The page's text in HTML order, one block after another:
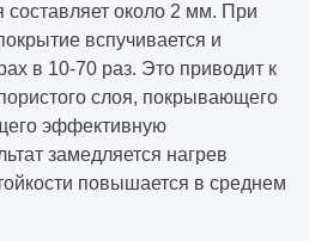
около 2 мм. При
вспучивается и
в 10-70 раз. Это приводит к
слоя, покрывающего
эффективную
замедляется нагрев
повышается в среднем